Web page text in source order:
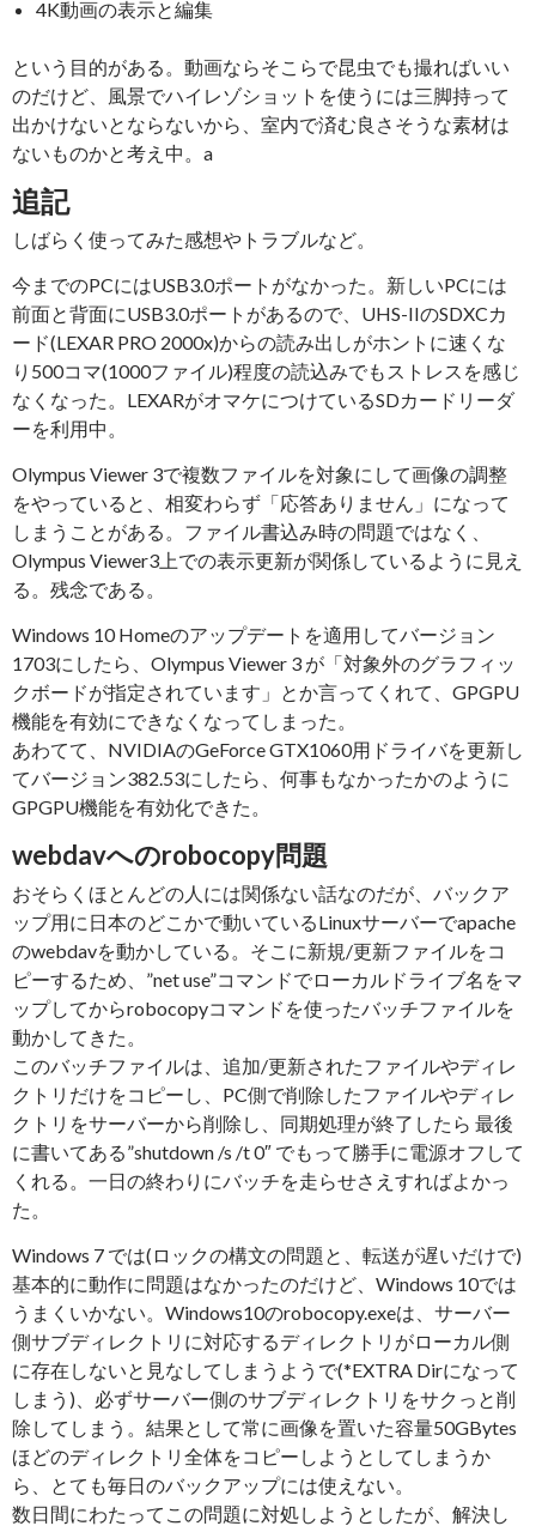
4K動画の表示と編集
という目的がある。動画ならそこらで昆虫でも撮ればいい
のだけど、風景でハイレゾショットを使うには三脚持って
出かけないとならないから、室内で済む良さそうな素材は
ないものかと考え中。a
追記
しばらく使ってみた感想やトラブルなど。
今までのPCにはUSB3.0ポートがなかった。新しいPCには
前面と背面にUSB3.0ポートがあるので、UHS-IIのSDXCカ
ード(LEXAR PRO 2000x)からの読み出しがホントに速くな
り500コマ(1000ファイル)程度の読込みでもストレスを感じ
なくなった。LEXARがオマケにつけているSDカードリーダ
ーを利用中。
Olympus Viewer 3で複数ファイルを対象にして画像の調整
をやっていると、相変わらず「応答ありません」になって
しまうことがある。ファイル書込み時の問題ではなく、
Olympus Viewer3上での表示更新が関係しているように見え
る。残念である。
Windows 10 Homeのアップデートを適用してバージョン
1703にしたら、Olympus Viewer 3 が「対象外のグラフィッ
クボードが指定されています」とか言ってくれて、GPGPU
機能を有効にできなくなってしまった。
あわてて、NVIDIAのGeForce GTX1060用ドライバを更新し
てバージョン382.53にしたら、何事もなかったかのように
GPGPU機能を有効化できた。
webdavへのrobocopy問題
おそらくほとんどの人には関係ない話なのだが、バックア
ップ用に日本のどこかで動いているLinuxサーバーでapache
のwebdavを動かしている。そこに新規/更新ファイルをコ
ピーするため、”net use”コマンドでローカルドライブ名をマ
ップしてからrobocopyコマンドを使ったバッチファイルを
動かしてきた。
このバッチファイルは、追加/更新されたファイルやディレ
クトリだけをコピーし、PC側で削除したファイルやディレ
クトリをサーバーから削除し、同期処理が終了したら 最後
に書いてある”shutdown /s /t 0″ でもって勝手に電源オフして
くれる。一日の終わりにバッチを走らせさえすればよかっ
た。
Windows 7 では(ロックの構文の問題と、転送が遅いだけで)
基本的に動作に問題はなかったのだけど、Windows 10では
うまくいかない。Windows10のrobocopy.exeは、サーバー
側サブディレクトリに対応するディレクトリがローカル側
に存在しないと見なしてしまうようで(*EXTRA Dirになって
しまう)、必ずサーバー側のサブディレクトリをサクっと削
除してしまう。結果として常に画像を置いた容量50GBytes
ほどのディレクトリ全体をコピーしようとしてしまうか
ら、とても毎日のバックアップには使えない。
数日間にわたってこの問題に対処しようとしたが、解決し